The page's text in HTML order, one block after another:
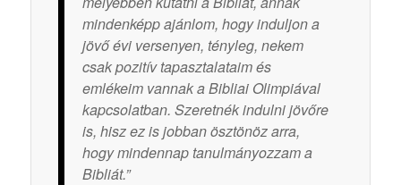
mindenképp ajánlom, hogy induljon a
jövő évi versenyen, tényleg, nekem
csak pozitív tapasztalataim és
emlékeim vannak a Bibliai Olimpiával
kapcsolatban. Szeretnék indulni jövőre
is, hisz ez is jobban ösztönöz arra,
hogy mindennap tanulmányozzam a
Bibliát.”